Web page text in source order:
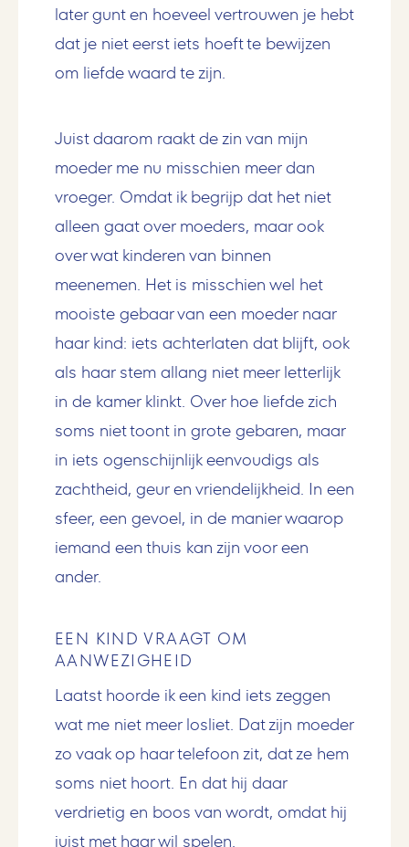
later gunt en hoeveel vertrouwen je hebt
dat je niet eerst iets hoeft te bewijzen
om liefde waard te zijn.
Juist daarom raakt de zin van mijn
moeder me nu misschien meer dan
vroeger. Omdat ik begrijp dat het niet
alleen gaat over moeders, maar ook
over wat kinderen van binnen
meenemen. Het is misschien wel het
mooiste gebaar van een moeder naar
haar kind: iets achterlaten dat blijft, ook
als haar stem allang niet meer letterlijk
in de kamer klinkt. Over hoe liefde zich
soms niet toont in grote gebaren, maar
in iets ogenschijnlijk eenvoudigs als
zachtheid, geur en vriendelijkheid. In een
sfeer, een gevoel, in de manier waarop
iemand een thuis kan zijn voor een
ander.
EEN KIND VRAAGT OM
AANWEZIGHEID
Laatst hoorde ik een kind iets zeggen
wat me niet meer losliet. Dat zijn moeder
zo vaak op haar telefoon zit, dat ze hem
soms niet hoort. En dat hij daar
verdrietig en boos van wordt, omdat hij
juist met haar wil spelen.